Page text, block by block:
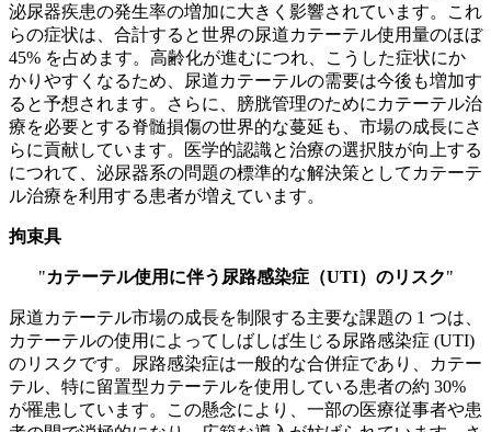
泌尿器疾患の発生率の増加に大きく影響されています。これ
らの症状は、合計すると世界の尿道カテーテル使用量のほぼ
45% を占めます。高齢化が進むにつれ、こうした症状にか
かりやすくなるため、尿道カテーテルの需要は今後も増加す
ると予想されます。さらに、膀胱管理のためにカテーテル治
療を必要とする脊髄損傷の世界的な蔓延も、市場の成長にさ
らに貢献しています。医学的認識と治療の選択肢が向上する
につれて、泌尿器系の問題の標準的な解決策としてカテーテ
ル治療を利用する患者が増えています。
拘束具
"カテーテル使用に伴う尿路感染症（UTI）のリスク"
尿道カテーテル市場の成長を制限する主要な課題の 1 つは、
カテーテルの使用によってしばしば生じる尿路感染症 (UTI)
のリスクです。尿路感染症は一般的な合併症であり、カテー
テル、特に留置型カテーテルを使用している患者の約 30%
が罹患しています。この懸念により、一部の医療従事者や患